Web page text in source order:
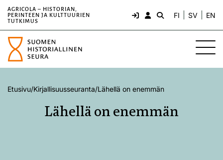
AGRICOLA – HISTORIAN,
PERINTEEN JA KULTTUURIEN
TUTKIMUS
FI SV EN
Etusivu/Kirjallisuusseuranta/Lähellä on enemmän
Lähellä on enemmän